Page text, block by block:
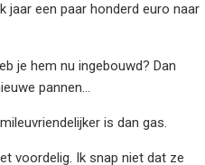
jaar een paar honderd euro naar
je hem nu ingebouwd? Dan
pannen…
is dan gas.
voordelig. Ik snap niet dat ze